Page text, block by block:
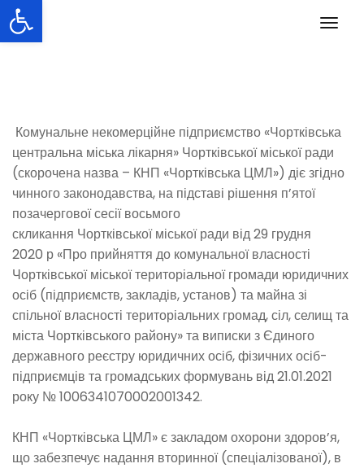
Перейти
до
Комунальне некомерційне підприємство «Чортківська
центральна міська лікарня» Чортківської міської ради
(скорочена назва – КНП «Чортківська ЦМЛ») діє згідно
чинного законодавства, на підставі рішення п’ятої
позачергової сесії восьмого
скликання Чортківської міської ради від 29 грудня
2020 р «Про прийняття до комунальної власності
Чортківської міської територіальної громади юридичних
осіб (підприємств, закладів, установ) та майна зі
спільної власності територіальних громад, сіл, селищ та
міста Чортківського району» та виписки з Єдиного
державного реєстру юридичних осіб, фізичних осіб-
підприємців та громадських формувань від 21.01.2021
року № 1006341070002001342.
КНП «Чортківська ЦМЛ» є закладом охорони здоров’я,
що забезпечує надання вторинної (спеціалізованої), в